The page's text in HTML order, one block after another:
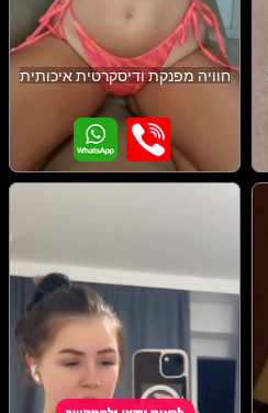
חוויה מפנקת ודיסקרטית איכותית